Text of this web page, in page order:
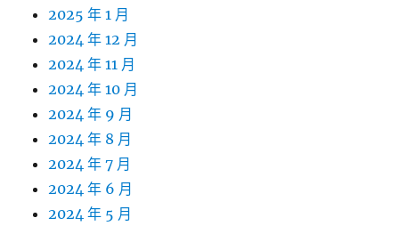
2025 年 1 月
2024 年 12 月
2024 年 11 月
2024 年 10 月
2024 年 9 月
2024 年 8 月
2024 年 7 月
2024 年 6 月
2024 年 5 月